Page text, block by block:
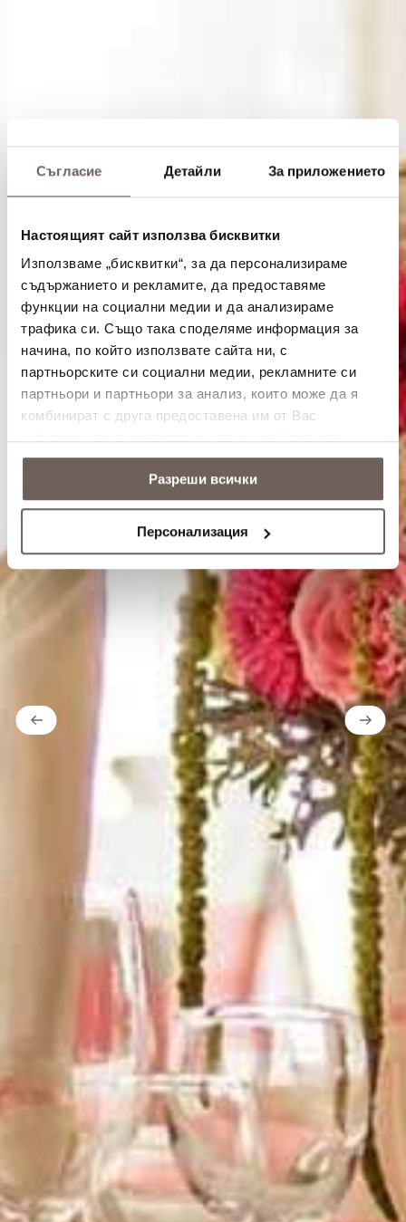
Съгласие Детайли За приложението
Настоящият сайт използва бисквитки
Използваме „бисквитки“, за да персонализираме
съдържанието и рекламите, да предоставяме
функции на социални медии и да анализираме
трафика си. Също така споделяме информация за
начина, по който използвате сайта ни, с
партньорските си социални медии, рекламните си
партньори и партньори за анализ, които може да я
комбинират с друга предоставена им от Вас
ползването от Ваша страна на услугите им.
Разреши всички
Персонализация